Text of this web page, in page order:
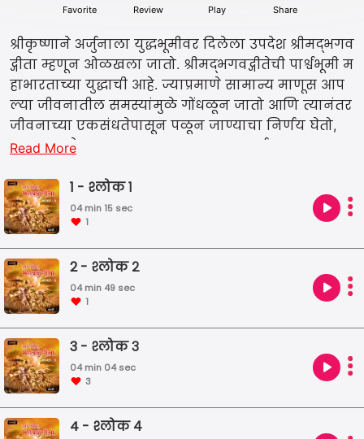
Favorite Review Play Share
श्रीकृष्णाने अर्जुनाला युद्धभूमीवर दिलेला उपदेश श्रीमद्भगव
द्गीता म्हणून ओळखला जातो. श्रीमद्भगवद्गीतेची पार्श्वभूमी म
हाभारताच्या युद्धाची आहे. ज्याप्रमाणे सामान्य माणूस आप
ल्या जीवनातील समस्यांमुळे गोंधळून जातो आणि त्यानंतर
जीवनाच्या एकसंधतेपासून पळून जाण्याचा निर्णय घेतो,
त्याचप्रमाणे महाभारताचा महान नायक अर्जुन आपल्यास
माणेच आपण सर्वजण कधी ना कधी अनिश्चिततेच्या अव
स्थेत निराश होतो किंवा आपल्या समस्यांमुळे विचलित होऊ
न आपल्या कर्तव्यापासून दूर जातो, अशा परिस्थितीतून
बाहेर पडण्यासाठी आणि आपल्याला दिशा दाखवण्यासाठी
आम्ही घेऊन आलो आहोत, सार्थ श्रीमद भगवद्गीता आणि
त्याचा अर्थ आता अगदी आपल्या भाषेत.
Read More
1 - श्लोक १
04 min 15 sec
1
2 - श्लोक २
04 min 49 sec
1
3 - श्लोक ३
04 min 04 sec
3
4 - श्लोक ४